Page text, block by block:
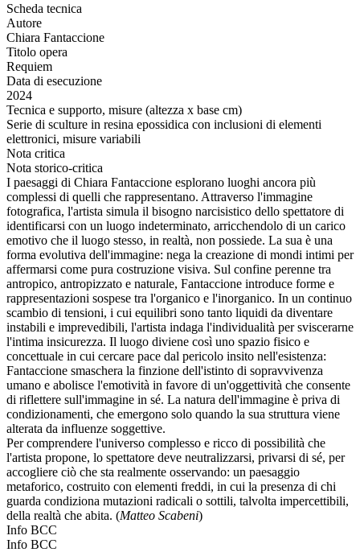
Scheda tecnica
Autore
Chiara Fantaccione
Titolo opera
Requiem
Data di esecuzione
2024
Tecnica e supporto, misure (altezza x base cm)
Serie di sculture in resina epossidica con inclusioni di elementi
elettronici, misure variabili
Nota critica
Nota storico-critica
I paesaggi di Chiara Fantaccione esplorano luoghi ancora più
complessi di quelli che rappresentano. Attraverso l'immagine
fotografica, l'artista simula il bisogno narcisistico dello spettatore di
identificarsi con un luogo indeterminato, arricchendolo di un carico
emotivo che il luogo stesso, in realtà, non possiede. La sua è una
forma evolutiva dell'immagine: nega la creazione di mondi intimi per
affermarsi come pura costruzione visiva. Sul confine perenne tra
antropico, antropizzato e naturale, Fantaccione introduce forme e
rappresentazioni sospese tra l'organico e l'inorganico. In un continuo
scambio di tensioni, i cui equilibri sono tanto liquidi da diventare
instabili e imprevedibili, l'artista indaga l'individualità per sviscerarne
l'intima insicurezza. Il luogo diviene così uno spazio fisico e
concettuale in cui cercare pace dal pericolo insito nell'esistenza:
Fantaccione smaschera la finzione dell'istinto di sopravvivenza
umano e abolisce l'emotività in favore di un'oggettività che consente
di riflettere sull'immagine in sé. La natura dell'immagine è priva di
condizionamenti, che emergono solo quando la sua struttura viene
alterata da influenze soggettive.
Per comprendere l'universo complesso e ricco di possibilità che
l'artista propone, lo spettatore deve neutralizzarsi, privarsi di sé, per
accogliere ciò che sta realmente osservando: un paesaggio
metaforico, costruito con elementi freddi, in cui la presenza di chi
guarda condiziona mutazioni radicali o sottili, talvolta impercettibili,
della realtà che abita. (Matteo Scabeni)
Info BCC
Info BCC